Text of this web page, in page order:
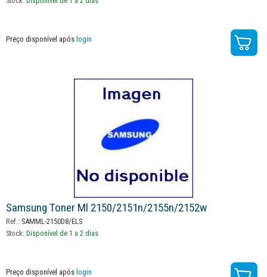
Preço disponível após login
Samsung Toner Ml 2150/2151n/2155n/2152w
Ref.: SAMML-2150D8/ELS
Stock: Disponível de 1 a 2 dias
Preço disponível após login